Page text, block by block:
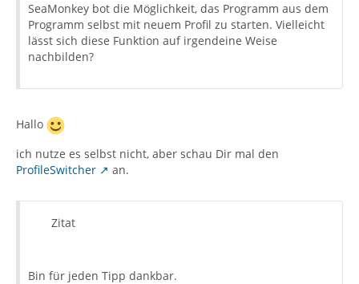
SeaMonkey bot die Möglichkeit, das Programm aus dem
Programm selbst mit neuem Profil zu starten. Vielleicht
lässt sich diese Funktion auf irgendeine Weise
nachbilden?
Hallo
ich nutze es selbst nicht, aber schau Dir mal den
ProfileSwitcher
an.
Zitat
Bin für jeden Tipp dankbar.